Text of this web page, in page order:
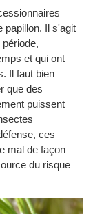
papillon. Il s'agit
et qui ont
Il faut bien
que des
puissent
ces
mal de façon
du risque